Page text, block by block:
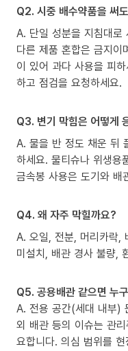
Q2. 시중 배수약품을 써
A. 단일 성분을 지침대로
다른 제품 혼합은 금지이
이 있어 과다 사용을 피
하고 점검을 요청하세요.
Q3. 변기 막힘은 어떻게
A. 물을 반 정도 채운 뒤
하세요. 물티슈나 위생용
금속봉 사용은 도기와 배
Q4. 왜 자주 막힐까요?
A. 오일, 전분, 머리카락,
미설치, 배관 경사 불량,
Q5. 공용배관 같으면 누
A. 전용 공간(세대 내부)
외 배관 등의 이슈는 관
요합니다. 의심 범위를